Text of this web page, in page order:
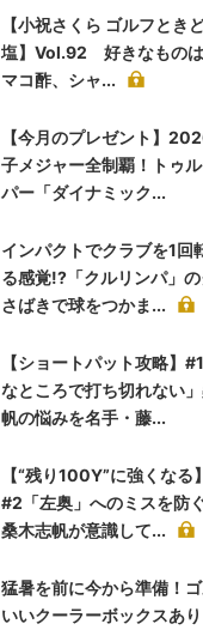
【小祝さくら ゴルフとき
塩】Vol.92 好きなもの
マコ酢、シャ...
【今月のプレゼント】
子メジャー全制覇！トゥ
パー「ダイナミック...
インパクトでクラブを1回
る感覚!?「クルリンパ」
さばきで球をつかま...
【ショートパット攻略】
なところで打ち切れない
帆の悩みを名手・藤...
【“残り100Y”に強くなる】
#2「左奥」へのミスを防
桑木志帆が意識して...
猛暑を前に今から準備！
いいクーラーボックスあ